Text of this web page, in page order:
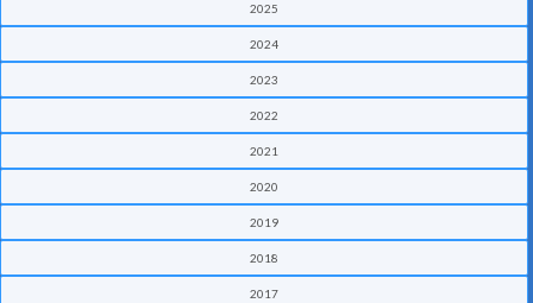
2025
2024
2023
2022
2021
2020
2019
2018
2017